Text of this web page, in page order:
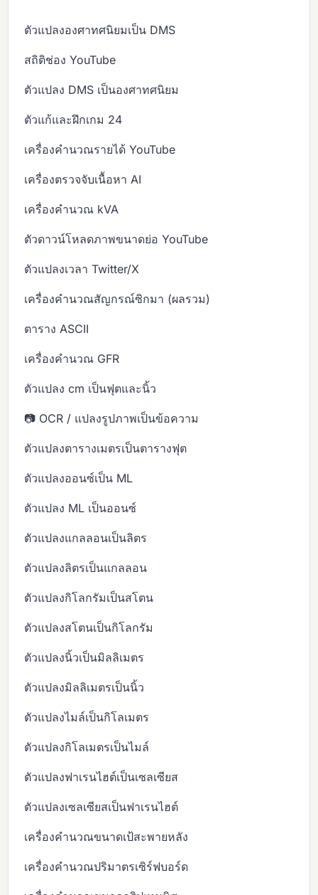
ตัวแปลงองศาทศนิยมเป็น DMS
สถิติช่อง YouTube
ตัวแปลง DMS เป็นองศาทศนิยม
ตัวแก้และฝึกเกม 24
เครื่องคำนวณรายได้ YouTube
เครื่องตรวจจับเนื้อหา AI
เครื่องคำนวณ kVA
ตัวดาวน์โหลดภาพขนาดย่อ YouTube
ตัวแปลงเวลา Twitter/X
เครื่องคำนวณสัญกรณ์ซิกมา (ผลรวม)
ตาราง ASCII
เครื่องคำนวณ GFR
ตัวแปลง cm เป็นฟุตและนิ้ว
📷 OCR / แปลงรูปภาพเป็นข้อความ
ตัวแปลงตารางเมตรเป็นตารางฟุต
ตัวแปลงออนซ์เป็น ML
ตัวแปลง ML เป็นออนซ์
ตัวแปลงแกลลอนเป็นลิตร
ตัวแปลงลิตรเป็นแกลลอน
ตัวแปลงกิโลกรัมเป็นสโตน
ตัวแปลงสโตนเป็นกิโลกรัม
ตัวแปลงนิ้วเป็นมิลลิเมตร
ตัวแปลงมิลลิเมตรเป็นนิ้ว
ตัวแปลงไมล์เป็นกิโลเมตร
ตัวแปลงกิโลเมตรเป็นไมล์
ตัวแปลงฟาเรนไฮต์เป็นเซลเซียส
ตัวแปลงเซลเซียสเป็นฟาเรนไฮต์
เครื่องคำนวณขนาดเป้สะพายหลัง
เครื่องคำนวณปริมาตรเซิร์ฟบอร์ด